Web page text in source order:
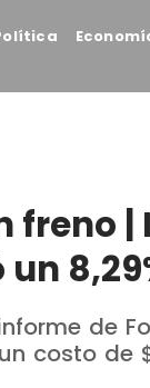
freno |
de
costo de